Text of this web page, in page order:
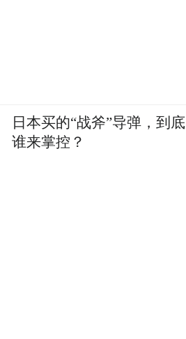
日本买的“战斧”导弹，到底
谁来掌控？